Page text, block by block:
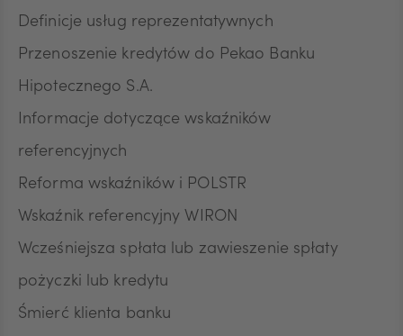
Definicje usług reprezentatywnych
Przenoszenie kredytów do Pekao Banku
Hipotecznego S.A.
Informacje dotyczące wskaźników
referencyjnych
Reforma wskaźników i POLSTR
Wskaźnik referencyjny WIRON
Wcześniejsza spłata lub zawieszenie spłaty
pożyczki lub kredytu
Śmierć klienta banku